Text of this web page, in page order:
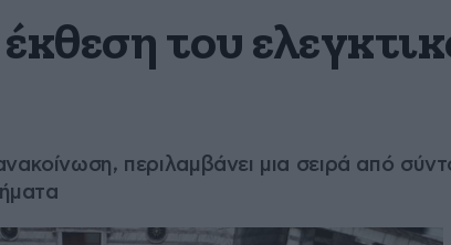
του
περιλαμβάνει μια σειρά από